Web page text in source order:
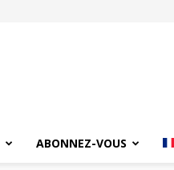
ABONNEZ-VOUS